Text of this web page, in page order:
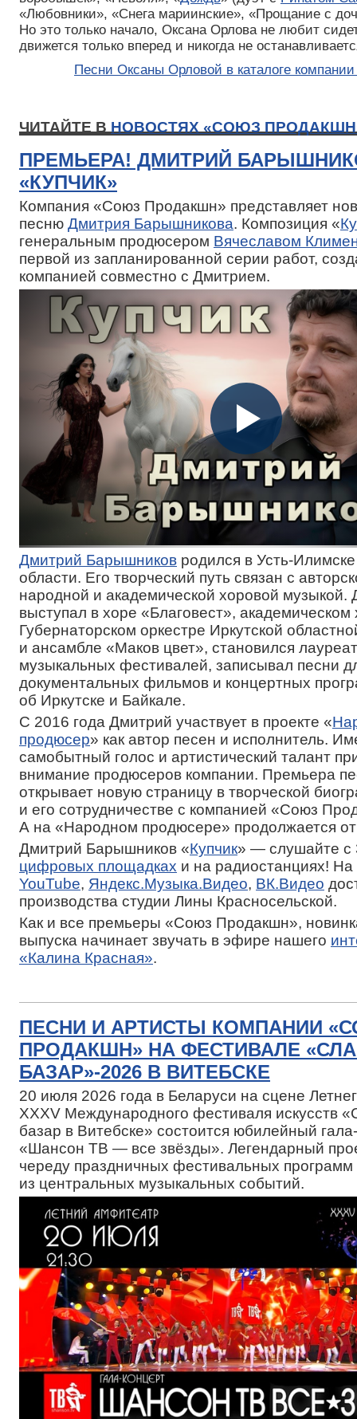
«Любовники», «Снега мариинские», «Прощание с
Но это только начало, Оксана Орлова не любит
движется только вперед и никогда не
Песни Оксаны Орловой в каталоге
ЧИТАЙТЕ В НОВОСТЯХ «СОЮЗ
ПРЕМЬЕРА! ДМИТРИЙ
«КУПЧИК»
Компания «Союз Продакшн» представляет
песню Дмитрия Барышникова. Композиция «
генеральным продюсером Вячеславом
первой из запланированной серии работ,
компанией совместно с Дмитрием.
Дмитрий Барышников родился в Усть-
области. Его творческий путь связан с
народной и академической хоровой музыкой.
выступал в хоре «Благовест», академическом
Губернаторском оркестре Иркутской
и ансамбле «Маков цвет», становился
музыкальных фестивалей, записывал песни
документальных фильмов и концертных
об Иркутске и Байкале.
С 2016 года Дмитрий участвует в проекте «
продюсер» как автор песен и исполнитель.
самобытный голос и артистический талант
внимание продюсеров компании. Премьера
открывает новую страницу в творческой
и его сотрудничестве с компанией «Союз
А на «Народном продюсере» продолжается
Дмитрий Барышников «Купчик» — слушайте
цифровых площадках и на радиостанциях!
YouTube, Яндекс.Музыка.Видео, ВК.Видео
производства студии Лины Красносельской.
Как и все премьеры «Союз Продакшн»,
выпуска начинает звучать в эфире нашего
«Калина Красная».
ПЕСНИ И АРТИСТЫ КОМПАНИИ
ПРОДАКШН» НА ФЕСТИВАЛЕ
БАЗАР»-2026 В ВИТЕБСКЕ
20 июля 2026 года в Беларуси на сцене
XXXV Международного фестиваля искусств
базар в Витебске» состоится юбилейный
«Шансон ТВ — все звёзды». Легендарный
череду праздничных фестивальных программ
из центральных музыкальных событий.